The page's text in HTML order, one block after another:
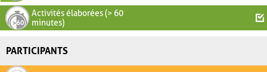
Activités élaborées (> 60
minutes)
PARTICIPANTS